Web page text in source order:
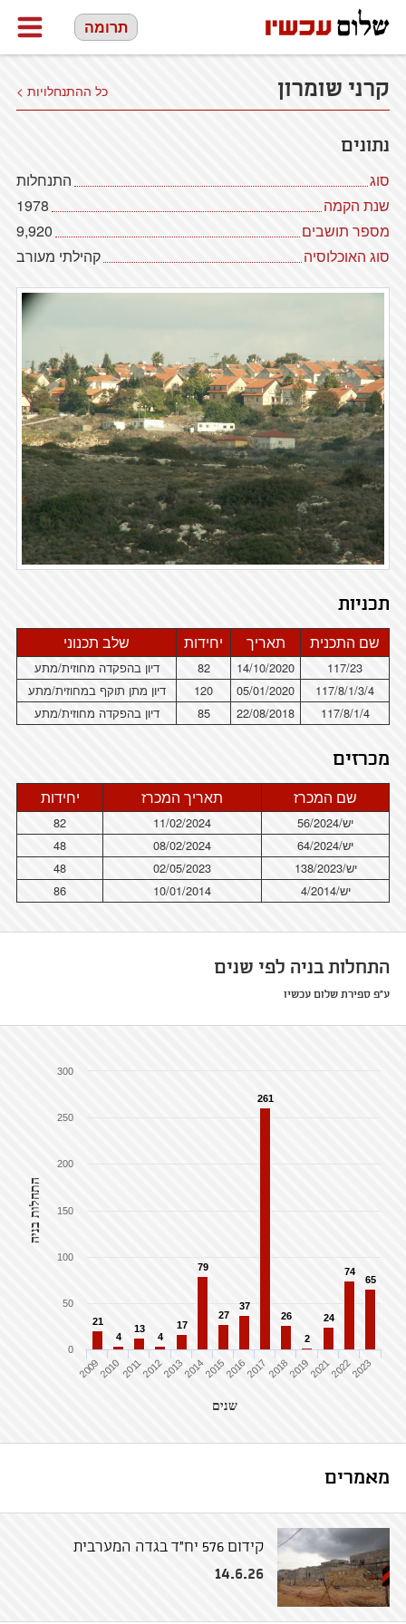
תרומה
קרני שומרון כל ההתנחלויות >
נתונים
סוג
התנחלות
שנת הקמה
1978
מספר תושבים
9,920
סוג האוכלוסיה
קהילתי מעורב
תכניות
שם התכנית תאריך יחידות שלב תכנוני
117/23
14/10/2020
82
דיון בהפקדה מחוזית/מתע
117/8/1/3/4
05/01/2020
120
דיון מתן תוקף במחוזית/מתע
117/8/1/4
22/08/2018
85 דיון בהפקדה מחוזית/מתע
מכרזים
שם המכרז תאריך המכרז יחידות
יש/56/2024 11/02/2024
82
יש/64/2024
08/02/2024
48
יש/138/2023
02/05/2023
48
יש/4/2014
10/01/2014
86
התחלות בניה לפי שנים
ע"פ ספירת שלום עכשיו
שנים
התחלות בניה
20092010 201120122013201420152016201720182019202120222023
0
50
100
150
200
250
300
21
4
13
4
17
79
27
37
261
26
2
24
74
65
מאמרים
קידום 576 יח"ד בגדה המערבית
14.6.26